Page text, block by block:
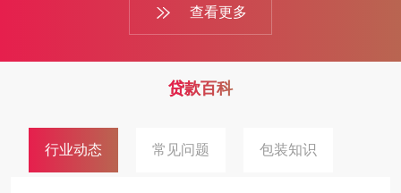
的包装盒质量可靠。而且，厂家可根据客户需求灵活调整起订
查看更多
贷款百科
行业动态 常见问题 包装知识